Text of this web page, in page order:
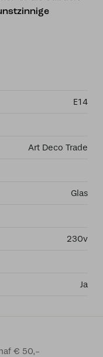
E14
Art Deco Trade
Glas
230v
Ja
€ 50,-